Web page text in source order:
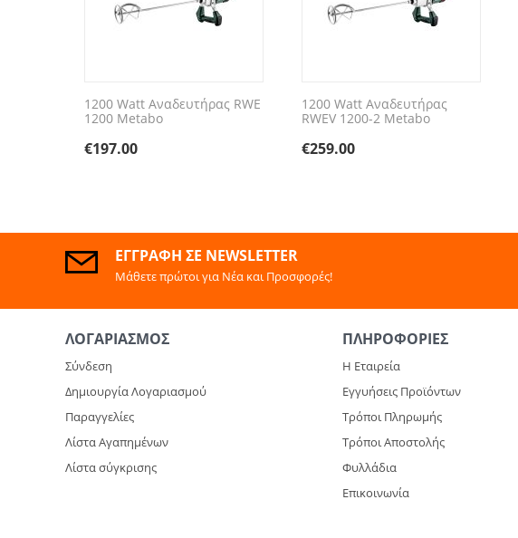
1200 Watt Αναδευτήρας RWE
1200 Metabo
€197.00
1200 Watt Αναδευτήρας
RWEV 1200-2 Metabo
€259.00
ΕΓΓΡΑΦΉ ΣΕ NEWSLETTER
Μάθετε πρώτοι για Νέα και Προσφορές!
ΛΟΓΑΡΙΑΣΜΌΣ
Σύνδεση
Δημιουργία Λογαριασμού
Παραγγελίες
Λίστα Αγαπημένων
Λίστα σύγκρισης
ΠΛΗΡΟΦΟΡΊΕΣ
Η Εταιρεία
Εγγυήσεις Προϊόντων
Τρόποι Πληρωμής
Τρόποι Αποστολής
Φυλλάδια
Επικοινωνία